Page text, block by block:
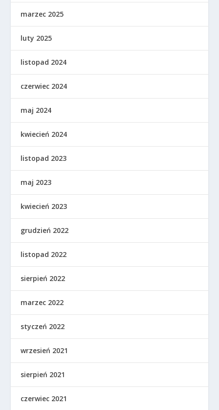
marzec 2025
luty 2025
listopad 2024
czerwiec 2024
maj 2024
kwiecień 2024
listopad 2023
maj 2023
kwiecień 2023
grudzień 2022
listopad 2022
sierpień 2022
marzec 2022
styczeń 2022
wrzesień 2021
sierpień 2021
czerwiec 2021